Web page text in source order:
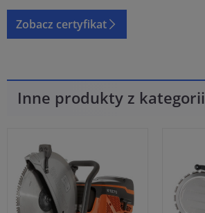
Zobacz certyfikat
Inne produkty z kategorii